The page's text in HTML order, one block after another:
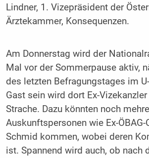
Lindner, 1. Vizepräsident der
Ärztekammer, Konsequenzen.
Am Donnerstag wird der
Mal vor der Sommerpause aktiv,
des letzten Befragungstages im
Gast sein wird dort Ex-
Strache. Dazu könnten noch
Auskunftspersonen wie Ex-
Schmid kommen, wobei deren
ist. Spannend wird auch, ob nach